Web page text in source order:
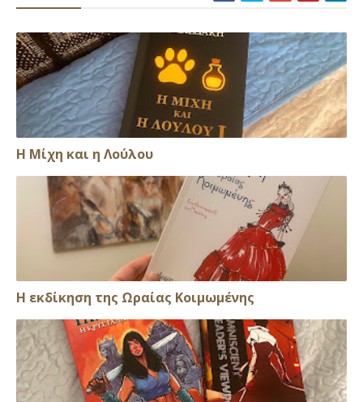
Η Μίχη και η Λούλου
Η εκδίκηση της Ωραίας Κοιμωμένης